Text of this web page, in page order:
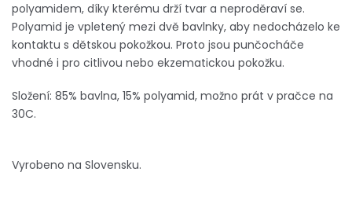
polyamidem, díky kterému drží tvar a neproděraví se.
Polyamid je vpletený mezi dvě bavlnky, aby nedocházelo ke
kontaktu s dětskou pokožkou. Proto jsou punčocháče
vhodné i pro citlivou nebo ekzematickou pokožku.
Složení: 85% bavlna, 15% polyamid, možno prát v pračce na
30C.
Vyrobeno na Slovensku.